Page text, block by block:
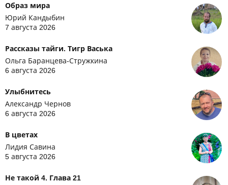
Образ мира
Юрий Кандыбин
7 августа 2026
Рассказы тайги. Тигр Васька
Ольга Баранцева-Стружкина
6 августа 2026
Улыбнитесь
Александр Чернов
6 августа 2026
В цветах
Лидия Савина
5 августа 2026
Не такой 4. Глава 21